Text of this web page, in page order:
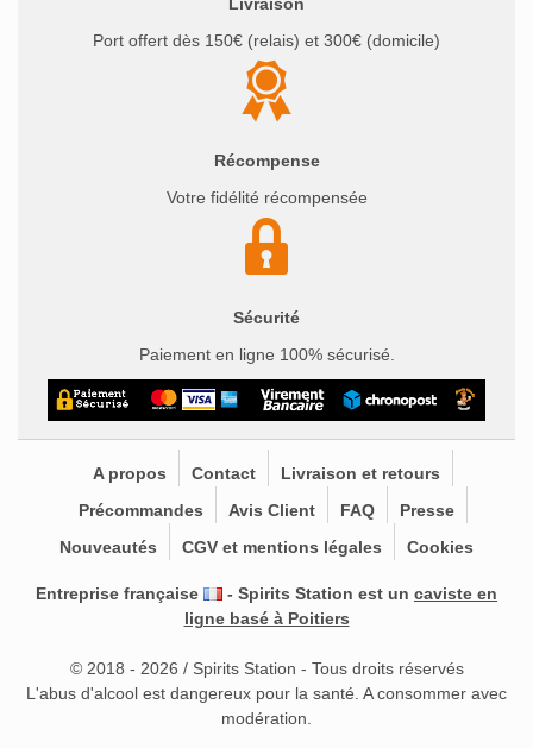
Port offert dès 150€ (relais) et 300€ (domicile)
Récompense
Votre fidélité récompensée
Sécurité
Paiement en ligne 100% sécurisé.
A propos Contact
Livraison et retours
Précommandes
Avis Client FAQ
Presse
Nouveautés
CGV et mentions légales Cookies
Entreprise française - Spirits Station est un caviste en
ligne basé à Poitiers
© 2018 - 2026 / Spirits Station - Tous droits réservés
L'abus d'alcool est dangereux pour la santé. A consommer avec
modération.